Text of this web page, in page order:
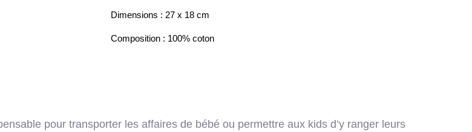
Dimensions : 27 x 18 cm
Composition : 100% coton
pour transporter les affaires de bébé ou permettre aux kids d’y ranger leurs